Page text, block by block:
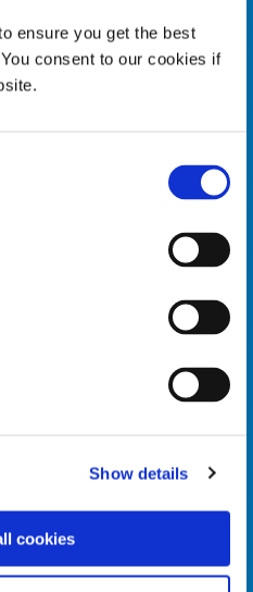
ensure you get the best
consent to our cookies if
Show details
cookies
Unit of Measure*
Empty
Unit of Measure*